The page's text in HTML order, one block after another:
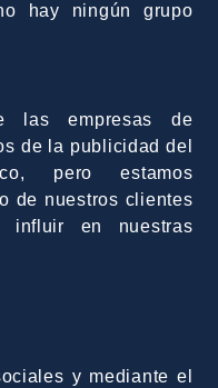
hay ningún grupo
las empresas de
de la publicidad del
pero estamos
de nuestros clientes
influir en nuestras
y mediante el